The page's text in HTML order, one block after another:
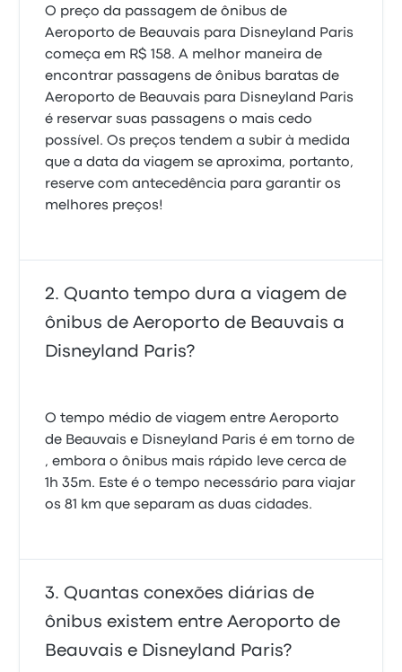
O preço da passagem de ônibus de
Aeroporto de Beauvais para Disneyland Paris
começa em R$ 158. A melhor maneira de
encontrar passagens de ônibus baratas de
Aeroporto de Beauvais para Disneyland Paris
é reservar suas passagens o mais cedo
possível. Os preços tendem a subir à medida
que a data da viagem se aproxima, portanto,
reserve com antecedência para garantir os
melhores preços!
Quanto tempo dura a viagem de
ônibus de Aeroporto de Beauvais a
Disneyland Paris?
O tempo médio de viagem entre Aeroporto
de Beauvais e Disneyland Paris é em torno de
, embora o ônibus mais rápido leve cerca de
1h 35m. Este é o tempo necessário para viajar
os 81 km que separam as duas cidades.
Quantas conexões diárias de
ônibus existem entre Aeroporto de
Beauvais e Disneyland Paris?